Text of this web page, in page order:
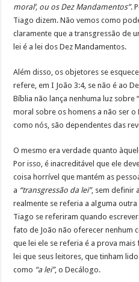
moral’, ou os Dez Mandamentos”.
Tiago dizem. Não vemos como
claramente que a transgressão de
lei é a lei dos Dez Mandamentos.
Além disso, os objetores se
refere, em I João 3:4, se não é ao
Bíblia não lança nenhuma luz sobre
moral sobre os homens a não ser o
como nós, são dependentes das
O mesmo era verdade quanto
Por isso, é inacreditável que ele
coisa horrível que mantém as
a “transgressão da lei”, sem definir
realmente se referia a alguma
Tiago se referiram quando
fato de João não oferecer nenhum
que lei ele se referia é a prova
lei que seus leitores, que tinham
como “a lei”, o Decálogo.